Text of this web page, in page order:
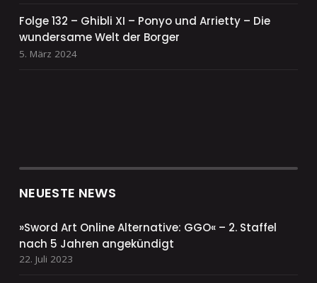
Folge 132 – Ghibli XI – Ponyo und Arrietty – Die
wundersame Welt der Borger
5. März 2024
NEUESTE NEWS
»Sword Art Online Alternative: GGO« – 2. Staffel
nach 5 Jahren angekündigt
22. Juli 2023